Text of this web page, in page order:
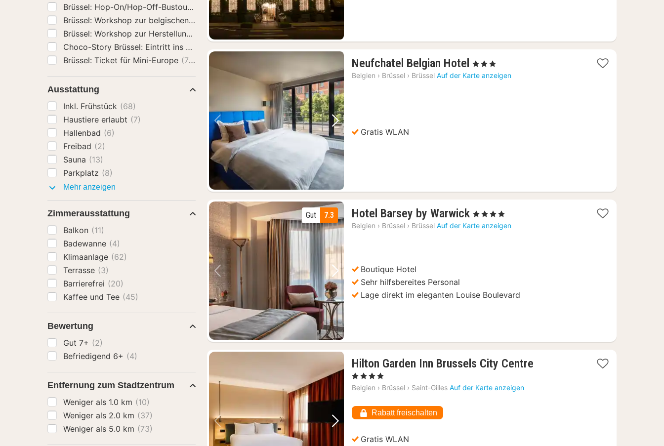
Vorheriges Bild Nächstes Bild
Neufchatel Belgian Hotel 1
Nacht
, 3 Sterne
Belgien › Brüssel › Brüssel Auf der Karte anzeigen
Gratis WLAN
Vorheriges Bild Nächstes Bild
7.3
Gut Hotel Barsey by Warwick 1
Nacht
, 4 Sterne
Belgien › Brüssel › Brüssel Auf der Karte anzeigen
Boutique Hotel
Sehr hilfsbereites Personal
Lage direkt im eleganten Louise Boulevard
Vorheriges Bild Nächstes Bild
Hilton Garden Inn Brussels City Centre
, 4 Sterne
Belgien › Brüssel › Saint-Gilles Auf der Karte anzeigen
Rabatt freischalten
Gratis WLAN
Brüssel: Hop-On/Hop-Off-Bustour
Brüssel: Workshop zur belgischen Schokoladenherstellung mit Verkostung(74)
Brüssel: Workshop zur Herstellung belgischer Waffeln mit Bierverkostung
(74)
Brüssel: Ticket für Mini-Europe (72)
Ausstattung
Inkl. Frühstück (68)
Haustiere erlaubt (7)
Hallenbad (6)
Freibad (2)
Sauna (13)
Parkplatz (8)
Mehr anzeigen
Zimmerausstattung
Balkon (11)
Badewanne (4)
Klimaanlage (62)
Terrasse (3)
Barrierefrei (20)
Kaffee und Tee (45)
Bewertung
Gut 7+ (2)
Befriedigend 6+ (4)
Entfernung zum Stadtzentrum
Weniger als 1.0 km (10)
Weniger als 2.0 km (37)
Weniger als 5.0 km (73)